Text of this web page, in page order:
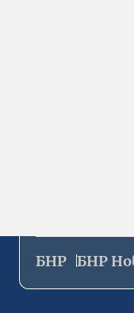
БНР БНР